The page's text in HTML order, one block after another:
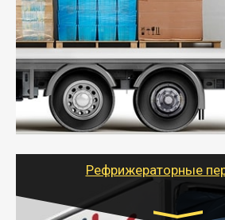
от 5000 руб.
- Экономный способ доставить
другой город - догрузом или
грузоперевозки для физлиц, ИП и
дешевле.
- Тайгер Логистик организует
крупногабаритных и личных
для погрузочно-разгрузочных
Рефрижераторные